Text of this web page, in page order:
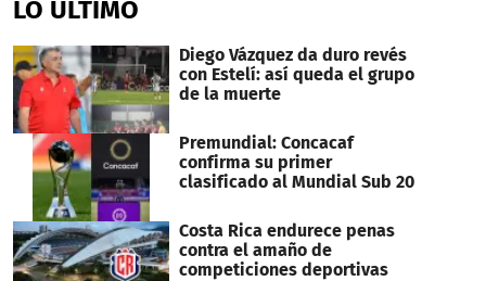
LO ÚLTIMO
Diego Vázquez da duro revés
con Estelí: así queda el grupo
de la muerte
Premundial: Concacaf
confirma su primer
clasificado al Mundial Sub 20
Costa Rica endurece penas
contra el amaño de
competiciones deportivas